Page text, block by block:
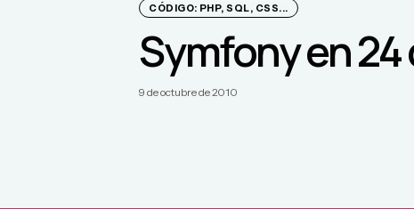
CÓDIGO: PHP, SQL, CSS...
Symfony en 24
9 de octubre de 2010